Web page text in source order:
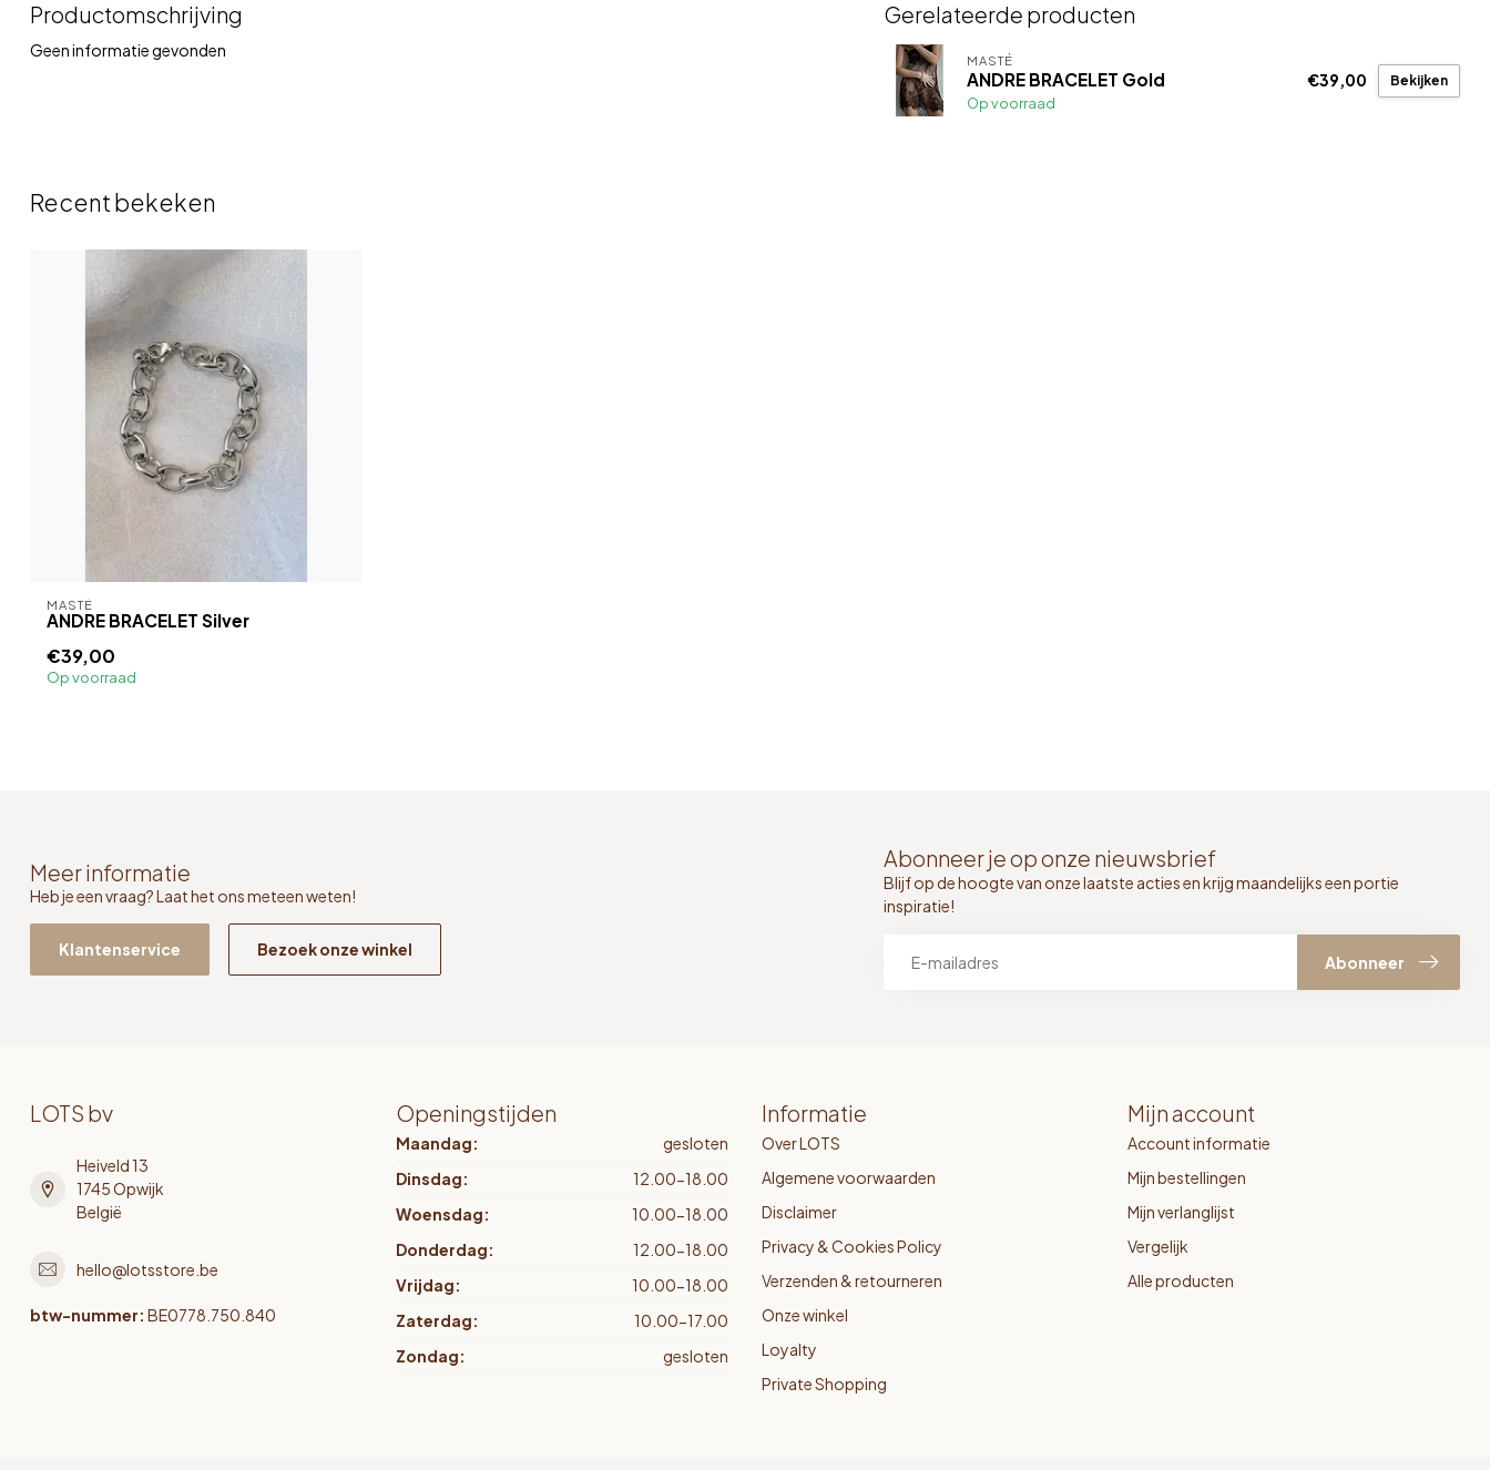
Productomschrijving
Geen informatie gevonden
Gerelateerde producten
MASTÉ
ANDRE BRACELET Gold
Op voorraad
€39,00 Bekijken
Recent bekeken
MASTÉ
ANDRE BRACELET Silver
€39,00
Op voorraad
Meer informatie
Heb je een vraag? Laat het ons meteen weten!
Klantenservice Bezoek onze winkel
Abonneer je op onze nieuwsbrief
Blijf op de hoogte van onze laatste acties en krijg maandelijks een portie
inspiratie!
Abonneer
LOTS bv
Heiveld 13
1745 Opwijk
België
hello@lotsstore.be
btw-nummer: BE0778.750.840
Openingstijden
Maandag:
gesloten
Dinsdag:
12.00-18.00
Woensdag:
10.00-18.00
Donderdag:
12.00-18.00
Vrijdag:
10.00-18.00
Zaterdag:
10.00-17.00
Zondag:
gesloten
Informatie
Over LOTS
Algemene voorwaarden
Disclaimer
Privacy & Cookies Policy
Verzenden & retourneren
Onze winkel
Loyalty
Private Shopping
Mijn account
Account informatie
Mijn bestellingen
Mijn verlanglijst
Vergelijk
Alle producten